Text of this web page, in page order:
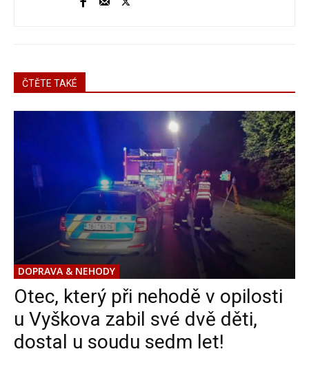
ČTĚTE TAKÉ
DOPRAVA & NEHODY
Otec, který při nehodě v opilosti
u Vyškova zabil své dvě děti,
dostal u soudu sedm let!